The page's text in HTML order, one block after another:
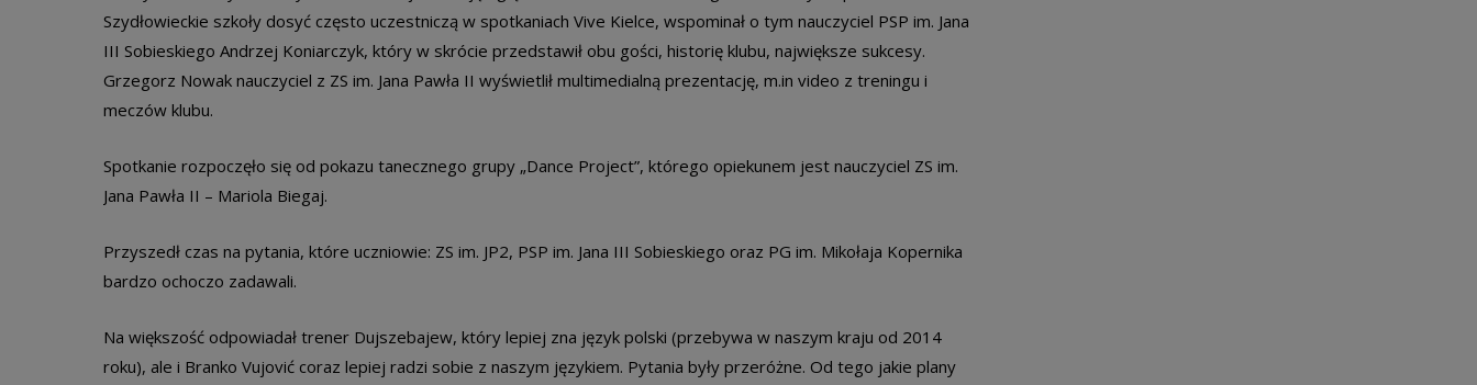
Szydłowieckie szkoły dosyć często uczestniczą w spotkaniach Vive Kielce, wspominał o tym nauczyciel PSP im. Jana
III Sobieskiego Andrzej Koniarczyk, który w skrócie przedstawił obu gości, historię klubu, największe sukcesy.
Grzegorz Nowak nauczyciel z ZS im. Jana Pawła II wyświetlił multimedialną prezentację, m.in video z treningu i
meczów klubu.
Spotkanie rozpoczęło się od pokazu tanecznego grupy „Dance Project”, którego opiekunem jest nauczyciel ZS im.
Jana Pawła II – Mariola Biegaj.
Przyszedł czas na pytania, które uczniowie: ZS im. JP2, PSP im. Jana III Sobieskiego oraz PG im. Mikołaja Kopernika
bardzo ochoczo zadawali.
Na większość odpowiadał trener Dujszebajew, który lepiej zna język polski (przebywa w naszym kraju od 2014
roku), ale i Branko Vujović coraz lepiej radzi sobie z naszym językiem. Pytania były przeróżne. Od tego jakie plany